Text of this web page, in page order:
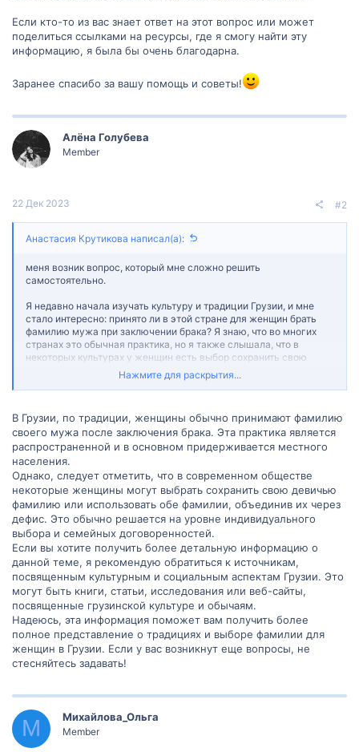
Если кто-то из вас знает ответ на этот вопрос или может
поделиться ссылками на ресурсы, где я смогу найти эту
информацию, я была бы очень благодарна.
Заранее спасибо за вашу помощь и советы!
Алëна Голубева
Member
22 Дек 2023 #2
Анастасия Крутикова написал(а):
меня возник вопрос, который мне сложно решить
самостоятельно.
Я недавно начала изучать культуру и традиции Грузии, и мне
стало интересно: принято ли в этой стране для женщин брать
фамилию мужа при заключении брака? Я знаю, что во многих
странах это обычная практика, но я также слышала, что в
некоторых культурах у женщин есть выбор сохранить свою
девичью фамилию или даже использовать обе фамилии.
информацию, я была бы очень благодарна.
Нажмите для раскрытия...
В Грузии, по традиции, женщины обычно принимают фамилию
своего мужа после заключения брака. Эта практика является
распространенной и в основном придерживается местного
населения.
Однако, следует отметить, что в современном обществе
некоторые женщины могут выбрать сохранить свою девичью
фамилию или использовать обе фамилии, объединив их через
дефис. Это обычно решается на уровне индивидуального
выбора и семейных договоренностей.
Если вы хотите получить более детальную информацию о
данной теме, я рекомендую обратиться к источникам,
посвященным культурным и социальным аспектам Грузии. Это
могут быть книги, статьи, исследования или веб-сайты,
посвященные грузинской культуре и обычаям.
Надеюсь, эта информация поможет вам получить более
полное представление о традициях и выборе фамилии для
женщин в Грузии. Если у вас возникнут еще вопросы, не
стесняйтесь задавать!
М Михайлова_Ольга
Member